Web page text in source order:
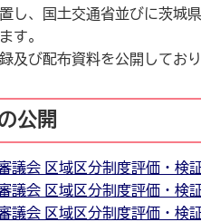
し、国土交通省並びに茨城
す。
及び配布資料を公開しており
公開
議会 区域区分制度評価・検
議会 区域区分制度評価・検
議会 区域区分制度評価・検